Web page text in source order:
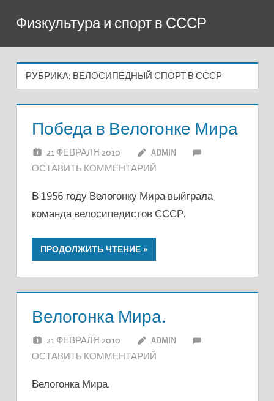
содержимому
Физкультура и спорт в СССР
РУБРИКА: ВЕЛОСИПЕДНЫЙ СПОРТ В СССР
Победа в Велогонке Мира
21 ФЕВРАЛЯ 2010
ADMIN
ОСТАВИТЬ КОММЕНТАРИЙ
В 1956 году Велогонку Мира выйграла
команда велосипедистов СССР.
ПРОДОЛЖИТЬ ЧТЕНИЕ
Велогонка Мира.
21 ФЕВРАЛЯ 2010
ADMIN
ОСТАВИТЬ КОММЕНТАРИЙ
Велогонка Мира.